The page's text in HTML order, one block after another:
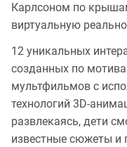
Карлсоном по
виртуальную
12 уникальных
созданных по
мультфильмов с
технологий 3D-
развлекаясь, дети
известные сюжеты и